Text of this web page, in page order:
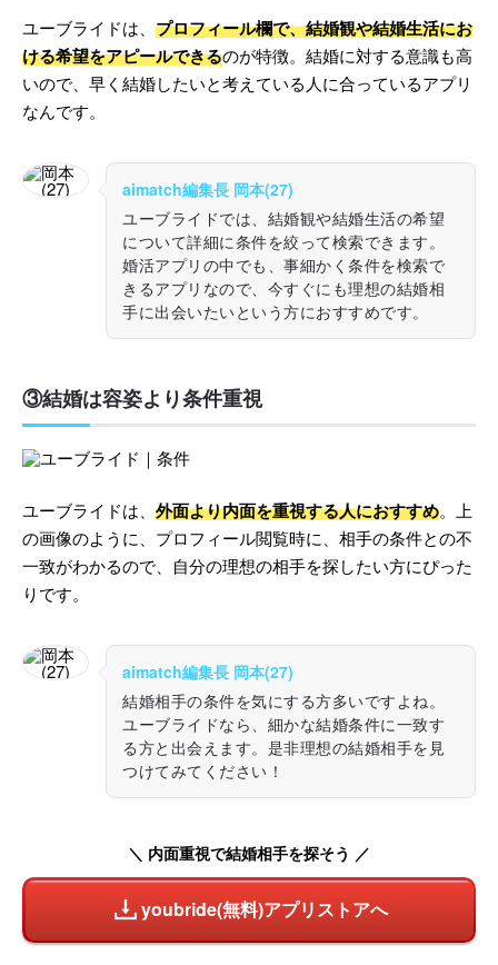
ユーブライドは、 プロフィール欄で、結婚観や結婚生活にお
ける希望をアピールできるのが特徴。結婚に対する意識も高
いので、早く結婚したいと考えている人に合っているアプリ
なんです。
aimatch編集長 岡本(27)
ユーブライドでは、結婚観や結婚生活の希望
について詳細に条件を絞って検索できます。
婚活アプリの中でも、事細かく条件を検索で
きるアプリなので、今すぐにも理想の結婚相
手に出会いたいという方におすすめです。
③結婚は容姿より条件重視
ユーブライドは、 外面より内面を重視する人におすすめ。上
の画像のように、プロフィール閲覧時に、相手の条件との不
一致がわかるので、自分の理想の相手を探したい方にぴった
りです。
aimatch編集長 岡本(27)
結婚相手の条件を気にする方多いですよね。
ユーブライドなら、細かな結婚条件に一致す
る方と出会えます。是非理想の結婚相手を見
つけてみてください！
＼ 内面重視で結婚相手を探そう ／
youbride(無料)アプリストアへ